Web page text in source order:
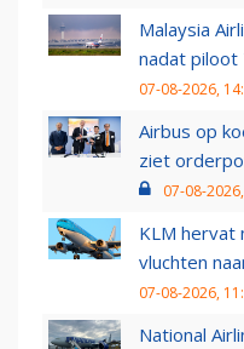
Malaysia
nadat piloot
07-08-2026,
Airbus op
ziet
07-08-
KLM hervat
vluchten
07-08-2026,
National